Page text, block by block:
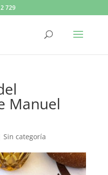
729
Manuel
Sin categoría